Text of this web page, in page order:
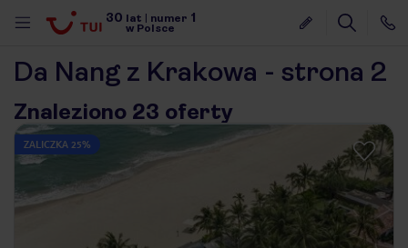
30 lat numer 1
w Polsce
Da Nang z Krakowa - strona 2
Znaleziono 23 oferty
ZALICZKA 25%